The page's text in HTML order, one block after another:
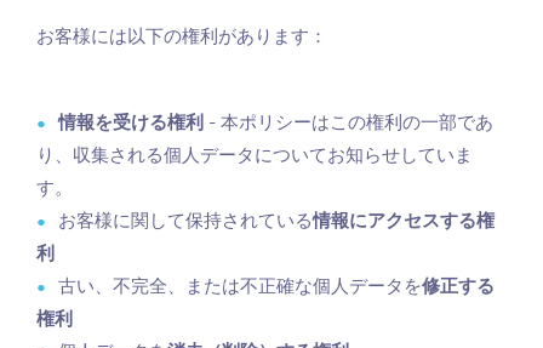
お客様には以下の権利があります：
情報を受ける権利 - 本ポリシーはこの権利の一部であ
り、収集される個人データについてお知らせしていま
す。
お客様に関して保持されている情報にアクセスする権
利
古い、不完全、または不正確な個人データを修正する
権利